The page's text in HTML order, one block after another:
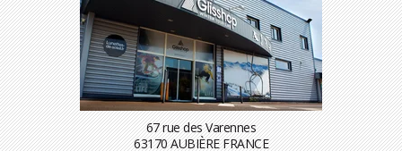
67 rue des Varennes
63170 AUBIÈRE FRANCE